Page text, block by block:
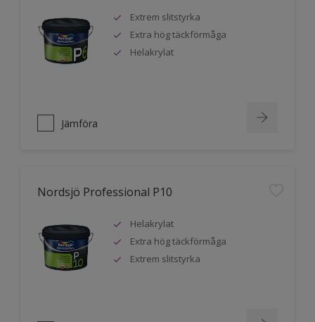
Extrem slitstyrka
Extra hög täckförmåga
Helakrylat
Jämföra
Nordsjö Professional P10
Helakrylat
Extra hög täckförmåga
Extrem slitstyrka